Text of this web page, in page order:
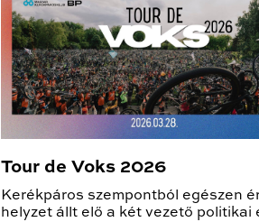
Tour de Voks 2026
Kerékpáros szempontból egészen
helyzet állt elő a két vezető politikai